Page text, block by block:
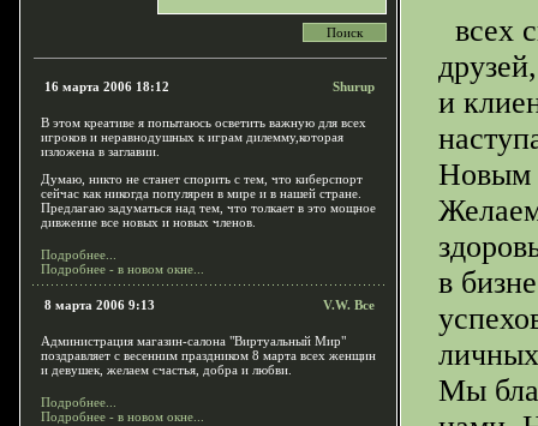
16 марта 2006 18:12 Shurup
В этом креативе я попытаюсь осветить важную для всех
игроков и неравнодушных к играм дилемму,которая
изложена в заглавии.
Думаю, никто не станет спорить с тем, что киберспорт
сейчас как никогда популярен в мире и в нашей стране.
Предлагаю задуматься над тем, что толкает в это мощное
дивжение все новых и новых членов.
Подробнее...
Подробнее - в новом окне...
8 марта 2006 9:13 V.W. Все
Администрация магазин-салона "Виртуальный Мир"
поздравляет с весенним праздником 8 марта всех женщин
и девушек, желаем счастья, добра и любви.
Подробнее...
Подробнее - в новом окне...
всех
и
Новым
в
Мы